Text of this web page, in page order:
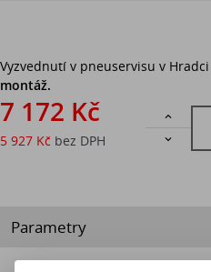
Vyzvednutí v pneuservisu v
montáž.
7 172 Kč
5 927 Kč bez DPH


Parametry